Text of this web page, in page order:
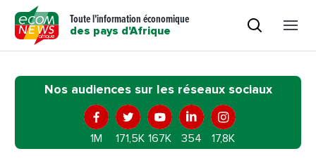
Toute l'information économique
des pays d'Afrique
Nos audiences sur les réseaux sociaux
1M 171,5K 167K 354 17,8K